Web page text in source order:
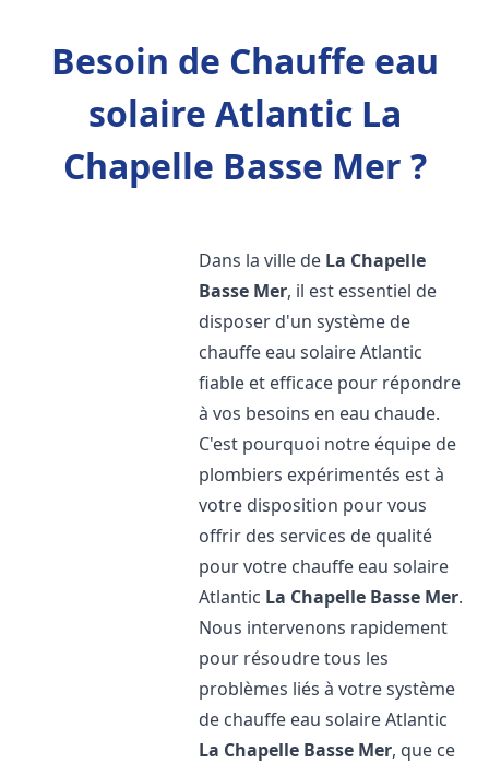
Besoin de Chauffe eau
solaire Atlantic La
Chapelle Basse Mer ?
Dans la ville de La Chapelle
Basse Mer, il est essentiel de
disposer d'un système de
chauffe eau solaire Atlantic
fiable et efficace pour répondre
à vos besoins en eau chaude.
C'est pourquoi notre équipe de
plombiers expérimentés est à
votre disposition pour vous
offrir des services de qualité
pour votre chauffe eau solaire
Atlantic La Chapelle Basse Mer.
Nous intervenons rapidement
pour résoudre tous les
problèmes liés à votre système
de chauffe eau solaire Atlantic
La Chapelle Basse Mer, que ce